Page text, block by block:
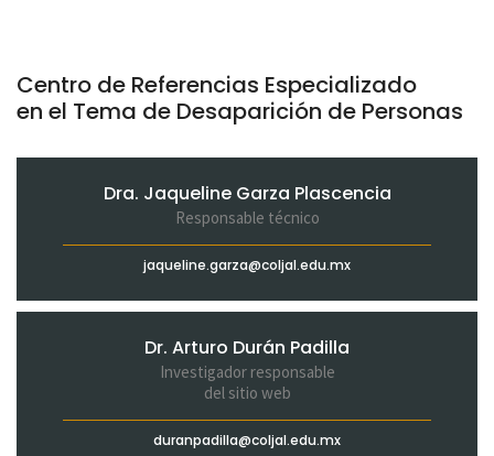
Centro de Referencias Especializado
en el Tema de Desaparición de Personas
Dra. Jaqueline Garza Plascencia
Responsable técnico
jaqueline.garza@coljal.edu.mx
Dr. Arturo Durán Padilla
Investigador responsable
del sitio web
duranpadilla@coljal.edu.mx